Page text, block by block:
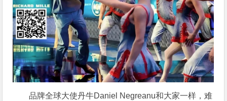
品牌全球大使丹牛Daniel Negreanu和大家一样，难